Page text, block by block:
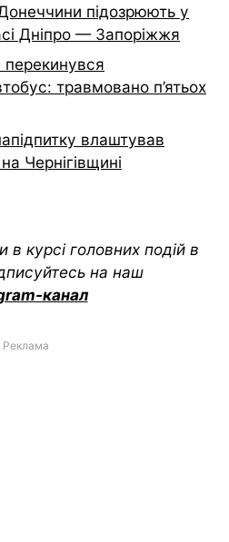
підозрюють у
Дніпро — Запоріжжя
травмовано п’ятьох
влаштував
Чернігівщині
курсі головних подій в
на наш
канал
Реклама